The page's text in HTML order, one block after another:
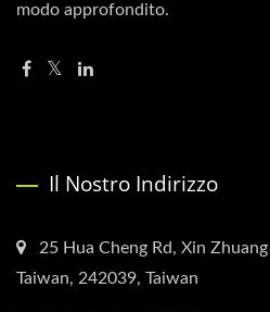
modo approfondito.
Il Nostro Indirizzo
25 Hua Cheng Rd, Xin
Taiwan, 242039, Taiwan